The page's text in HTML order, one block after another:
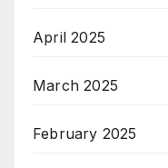
April 2025
March 2025
February 2025